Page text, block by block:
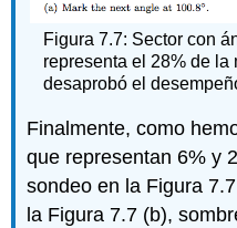
Figura 7.7: Sector con
representa el 28% de la
desaprobó el
Finalmente, como
que representan 6% y
sondeo en la Figura
la Figura 7.7 (b),